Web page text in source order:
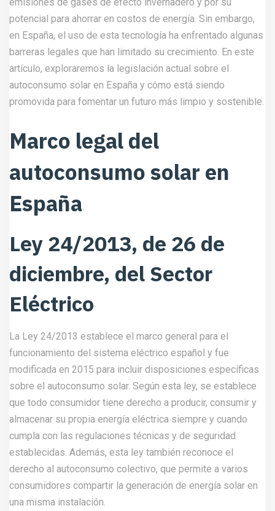
potencial para ahorrar en costos de energía. Sin embargo,
en España, el uso de esta tecnología ha enfrentado algunas
barreras legales que han limitado su crecimiento. En este
artículo, exploraremos la legislación actual sobre el
autoconsumo solar en España y cómo está siendo
promovida para fomentar un futuro más limpio y sostenible.
Marco legal del
autoconsumo solar en
España
Ley 24/2013, de 26 de
diciembre, del Sector
Eléctrico
La Ley 24/2013 establece el marco general para el
funcionamiento del sistema eléctrico español y fue
modificada en 2015 para incluir disposiciones específicas
sobre el autoconsumo solar. Según esta ley, se establece
que todo consumidor tiene derecho a producir, consumir y
almacenar su propia energía eléctrica siempre y cuando
cumpla con las regulaciones técnicas y de seguridad
establecidas. Además, esta ley también reconoce el
derecho al autoconsumo colectivo, que permite a varios
consumidores compartir la generación de energía solar en
una misma instalación.